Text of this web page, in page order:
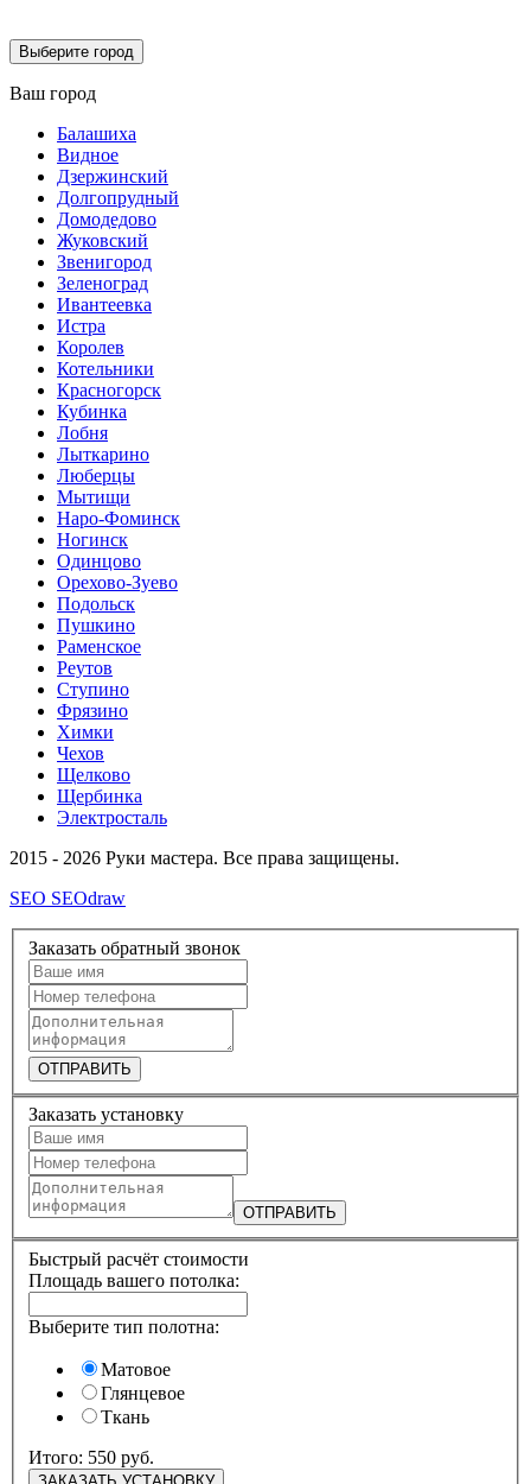
Выберите город
Ваш город
Балашиха
Видное
Дзержинский
Долгопрудный
Домодедово
Жуковский
Звенигород
Зеленоград
Ивантеевка
Истра
Королев
Котельники
Красногорск
Кубинка
Лобня
Лыткарино
Люберцы
Мытищи
Наро-Фоминск
Ногинск
Одинцово
Орехово-Зуево
Подольск
Пушкино
Раменское
Реутов
Ступино
Фрязино
Химки
Чехов
Щелково
Щербинка
Электросталь
2015 - 2026 Руки мастера. Все права защищены.
SEO SEOdraw
Заказать обратный звонок
ОТПРАВИТЬ
Заказать установку
ОТПРАВИТЬ
Быстрый расчёт стоимости
Площадь вашего потолка:
Выберите тип полотна:
Матовое
Глянцевое
Ткань
Итого: 550 руб.